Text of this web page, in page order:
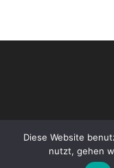
Diese Website
nutzt, gehen